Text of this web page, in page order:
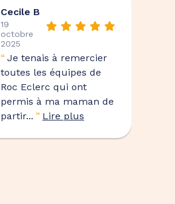
Cecile B
19
octobre
2025
“ Je tenais à remercier
toutes les équipes de
Roc Eclerc qui ont
permis à ma maman de
partir... ” Lire plus